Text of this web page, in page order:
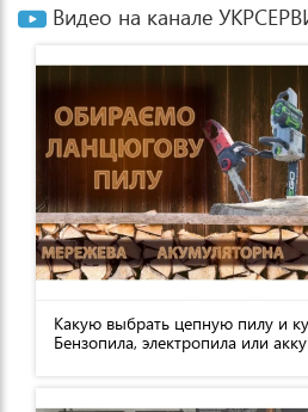
Видео на канале
Какую выбрать цепную пилу и
Бензопила, электропила или